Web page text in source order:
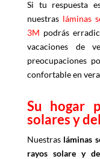
Si tu respuesta
nuestras láminas
3M podrás
vacaciones de
preocupaciones
confortable en
Su hogar
solares y
Nuestrasláminas
rayos solare y